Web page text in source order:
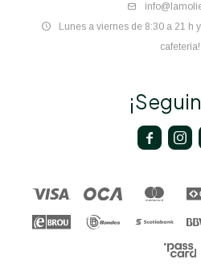
Lunes a viernes de 8:30 a 21 h
cafetería!
 